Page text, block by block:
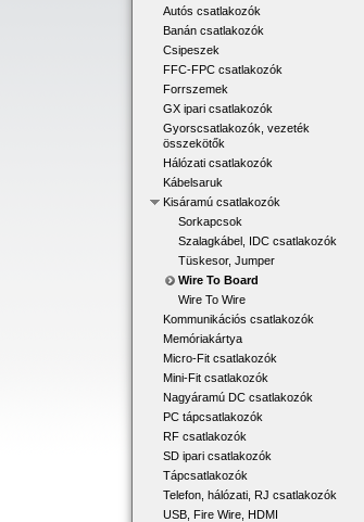
Autós csatlakozók
Banán csatlakozók
Csipeszek
FFC-FPC csatlakozók
Forrszemek
GX ipari csatlakozók
Gyorscsatlakozók, vezeték
összekötők
Hálózati csatlakozók
Kábelsaruk
Kisáramú csatlakozók
Sorkapcsok
Szalagkábel, IDC csatlakozók
Tüskesor, Jumper
Wire To Board
Wire To Wire
Kommunikációs csatlakozók
Memóriakártya
Micro-Fit csatlakozók
Mini-Fit csatlakozók
Nagyáramú DC csatlakozók
PC tápcsatlakozók
RF csatlakozók
SD ipari csatlakozók
Tápcsatlakozók
Telefon, hálózati, RJ csatlakozók
USB, Fire Wire, HDMI